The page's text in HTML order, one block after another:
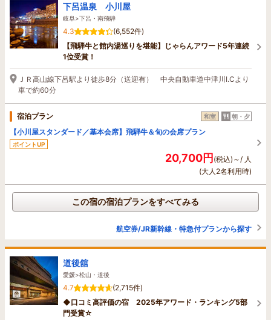
下呂温泉 小川屋
岐阜>下呂・南飛騨
4.3
(6,552件)
【飛騨牛と館内湯巡りを堪能】じゃらんアワード5年連続
1位受賞！
ＪＲ高山線下呂駅より徒歩8分（送迎有） 中央自動車道中津川I.Cより
車で約60分
宿泊プラン 和室 朝・夕
【小川屋スタンダード／基本会席】飛騨牛＆旬の会席プラン
ポイントUP
20,700円(税込)～/ 人
(大人2名利用時)
この宿の宿泊プランをすべてみる
航空券/JR新幹線・特急付プランから探す
道後舘
愛媛>松山・道後
4.7
(2,715件)
◆口コミ高評価の宿 2025年アワード・ランキング5部
門受賞☆